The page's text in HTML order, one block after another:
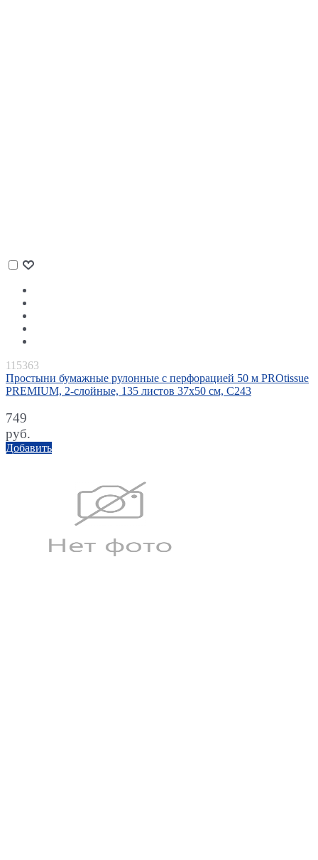
115363
Простыни бумажные рулонные с перфорацией 50 м PROtissue
PREMIUM, 2-слойные, 135 листов 37х50 см, С243
749
руб.
Добавить